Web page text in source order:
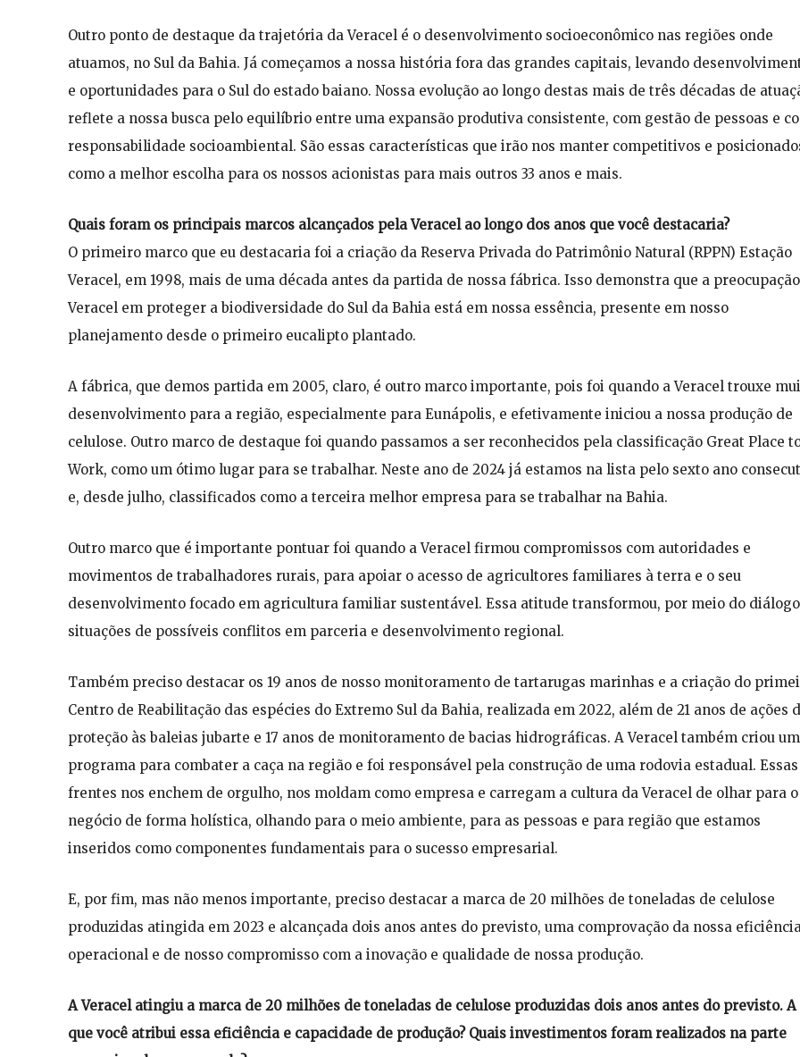
Outro ponto de destaque da trajetória da Veracel é o desenvolvimento socioeconômico nas regiões onde
atuamos, no Sul da Bahia. Já começamos a nossa história fora das grandes capitais, levando
e oportunidades para o Sul do estado baiano. Nossa evolução ao longo destas mais de três décadas de
reflete a nossa busca pelo equilíbrio entre uma expansão produtiva consistente, com gestão de pessoas e
responsabilidade socioambiental. São essas características que irão nos manter competitivos e
como a melhor escolha para os nossos acionistas para mais outros 33 anos e mais.
Quais foram os principais marcos alcançados pela Veracel ao longo dos anos que você destacaria?
O primeiro marco que eu destacaria foi a criação da Reserva Privada do Patrimônio Natural (RPPN) Estação
Veracel, em 1998, mais de uma década antes da partida de nossa fábrica. Isso demonstra que a
Veracel em proteger a biodiversidade do Sul da Bahia está em nossa essência, presente em nosso
planejamento desde o primeiro eucalipto plantado.
A fábrica, que demos partida em 2005, claro, é outro marco importante, pois foi quando a Veracel trouxe
desenvolvimento para a região, especialmente para Eunápolis, e efetivamente iniciou a nossa produção de
celulose. Outro marco de destaque foi quando passamos a ser reconhecidos pela classificação Great Place
Work, como um ótimo lugar para se trabalhar. Neste ano de 2024 já estamos na lista pelo sexto ano
e, desde julho, classificados como a terceira melhor empresa para se trabalhar na Bahia.
Outro marco que é importante pontuar foi quando a Veracel firmou compromissos com autoridades e
movimentos de trabalhadores rurais, para apoiar o acesso de agricultores familiares à terra e o seu
desenvolvimento focado em agricultura familiar sustentável. Essa atitude transformou, por meio do
situações de possíveis conflitos em parceria e desenvolvimento regional.
Também preciso destacar os 19 anos de nosso monitoramento de tartarugas marinhas e a criação do
Centro de Reabilitação das espécies do Extremo Sul da Bahia, realizada em 2022, além de 21 anos de ações
proteção às baleias jubarte e 17 anos de monitoramento de bacias hidrográficas. A Veracel também criou um
programa para combater a caça na região e foi responsável pela construção de uma rodovia estadual. Essas
frentes nos enchem de orgulho, nos moldam como empresa e carregam a cultura da Veracel de olhar para o
negócio de forma holística, olhando para o meio ambiente, para as pessoas e para região que estamos
inseridos como componentes fundamentais para o sucesso empresarial.
E, por fim, mas não menos importante, preciso destacar a marca de 20 milhões de toneladas de celulose
produzidas atingida em 2023 e alcançada dois anos antes do previsto, uma comprovação da nossa
operacional e de nosso compromisso com a inovação e qualidade de nossa produção.
A Veracel atingiu a marca de 20 milhões de toneladas de celulose produzidas dois anos antes do previsto. A
que você atribui essa eficiência e capacidade de produção? Quais investimentos foram realizados na parte